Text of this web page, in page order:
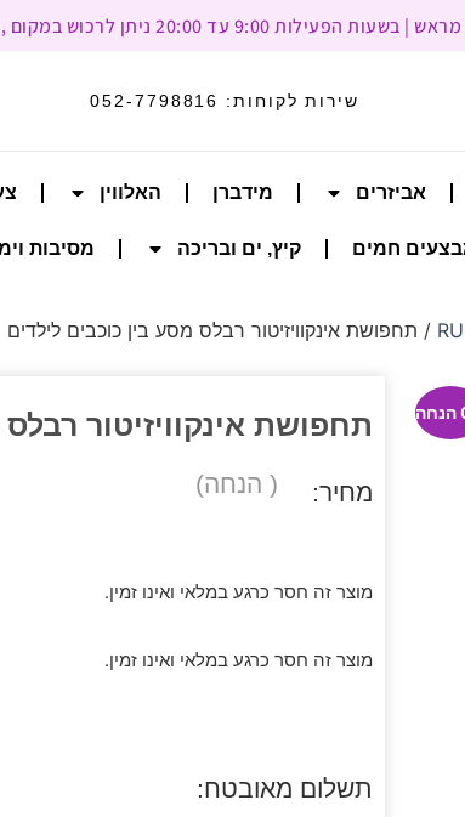
20:00 ניתן לרכוש במקום , מרחוב ז’בוטינסקי 93, רמת גן
שירות לקוחות: 052-7798816
אביזרים מידברן האלווין
חמים קיץ, ים ובריכה מסיבות
/ תחפושת אינקוויזיטור רבלס מסע בין כוכבים לילדים
תחפושת אינקוויזיטור
מחיר: ( הנחה)
מוצר זה חסר כרגע במלאי ואינו זמין.
מוצר זה חסר כרגע במלאי ואינו זמין.
תשלום מאובטח: